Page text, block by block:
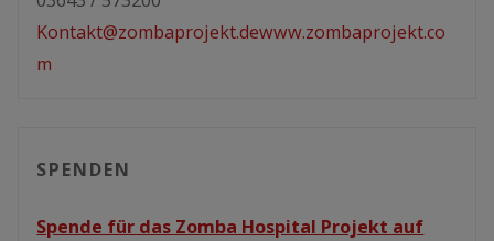
Kontakt@zombaprojekt.dewww.zombaprojekt.co
m
SPENDEN
Spende für das Zomba Hospital Projekt auf